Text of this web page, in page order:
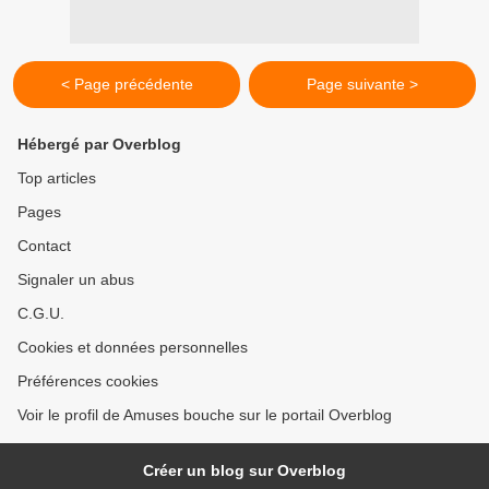
< Page précédente Page suivante >
Hébergé par Overblog
Top articles
Pages
Contact
Signaler un abus
C.G.U.
Cookies et données personnelles
Préférences cookies
Voir le profil de Amuses bouche sur le portail Overblog
Créer un blog sur Overblog